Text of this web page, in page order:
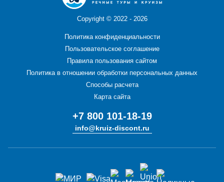
Copyright © 2022 - 2026
Политика конфиденциальности
Пользовательское соглашение
Правила пользования сайтом
Политика в отношении обработки персональных данных
Способы расчета
Карта сайта
+7 800 101-18-19
info@kruiz-discont.ru